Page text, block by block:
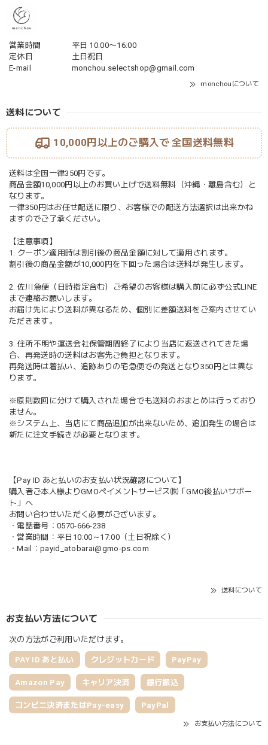
営業時間
平日 10:00〜16:00
定休日
土日祝日
E-mail
monchou.selectshop@gmail.com
monchouについて
送料について
10,000円以上のご購入で 全国送料無料
送料は全国一律350円です。
商品金額10,000円以上のお買い上げで送料無料（沖縄・離島含む）と
なります。
一律350円はお任せ配送に限り、お客様での配送方法選択は出来かね
ますのでご了承ください。
【注意事項】
1. クーポン適用時は割引後の商品金額に対して適用されます。
割引後の商品金額が10,000円を下回った場合は送料が発生します。
2. 佐川急便（日時指定含む）ご希望のお客様は購入前に必ず公式LINE
まで連絡お願いします。
お届け先により送料が異なるため、個別に差額送料をご案内させてい
ただきます。
3. 住所不明や運送会社保管期間終了により当店に返送されてきた場
合、再発送時の送料はお客先ご負担となります。
再発送時は着払い、追跡ありの宅急便での発送となり350円とは異な
ります。
※原則数回に分けて購入された場合でも送料のおまとめは行っており
ません。
※システム上、当店にて商品追加が出来ないため、追加発生の場合は
新たに注文手続きが必要となります。
【Pay ID あと払いのお支払い状況確認について】
購入者ご本人様よりGMOペイメントサービス㈱「GMO後払いサポー
ト」へ
お問い合わせいただく必要がございます。
・電話番号：0570-666-238
・営業時間：平日10:00～17:00（土日祝除く）
・Mail： payid_atobarai@gmo-ps.com
送料について
お支払い方法について
次の方法がご利用いただけます。
PAY ID あと払い クレジットカード PayPay
Amazon Pay キャリア決済 銀行振込
コンビニ決済またはPay-easy PayPal
お支払い方法について